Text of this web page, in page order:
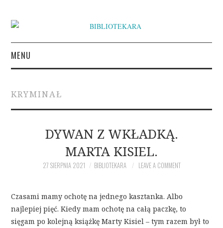
MENU
INSPIRACJE LITERACKIE
O BIBLIOTEKARZE
NAPISZ DO BIBLIOTEKARY
KRYMINAŁ
DYWAN Z WKŁADKĄ.
MARTA KISIEL.
27 SIERPNIA 2021 BIBLIOTEKARA LEAVE A COMMENT
Czasami mamy ochotę na jednego kasztanka. Albo
najlepiej pięć. Kiedy mam ochotę na całą paczkę, to
sięgam po kolejną książkę Marty Kisiel – tym razem był to